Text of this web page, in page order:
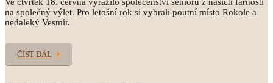
na společný výlet. Pro letošní rok si vybrali poutní místo Rokole a
nedaleký Vesmír.
ČÍST DÁL